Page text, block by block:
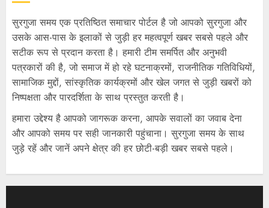
सुरगुजा समय एक प्रतिष्ठित समाचार पोर्टल है जो आपको सुरगुजा और
उसके आस-पास के इलाकों से जुड़ी हर महत्वपूर्ण खबर सबसे पहले और
सटीक रूप से प्रदान करता है। हमारी टीम समर्पित और अनुभवी
पत्रकारों की है, जो समाज में हो रहे घटनाक्रमों, राजनीतिक गतिविधियों,
सामाजिक मुद्दों, सांस्कृतिक कार्यक्रमों और खेल जगत से जुड़ी खबरों को
निष्पक्षता और पारदर्शिता के साथ प्रस्तुत करती है।
हमारा उद्देश्य है आपको जागरूक करना, आपके सवालों का जवाब देना
और आपको समय पर सही जानकारी पहुंचाना। सुरगुजा समय के साथ
जुड़े रहें और जानें अपने क्षेत्र की हर छोटी-बड़ी खबर सबसे पहले।